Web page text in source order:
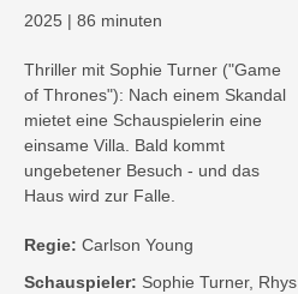
2025 | 86 minuten
Thriller mit Sophie Turner ("Game
of Thrones"): Nach einem Skandal
mietet eine Schauspielerin eine
einsame Villa. Bald kommt
ungebetener Besuch - und das
Haus wird zur Falle.
Regie: Carlson Young
Schauspieler: Sophie Turner, Rhys